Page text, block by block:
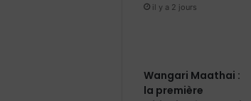
il y a 2 jours
Wangari Maathai :
la première